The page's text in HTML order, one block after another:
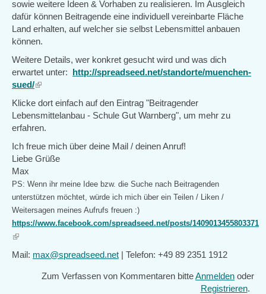
sowie weitere Ideen & Vorhaben zu realisieren. Im Ausgleich
dafür können Beitragende eine individuell vereinbarte Fläche
Land erhalten, auf welcher sie selbst Lebensmittel anbauen
können.
Weitere Details, wer konkret gesucht wird und was dich
erwartet unter: http://spreadseed.net/standorte/muenchen-
sued/(link
external)
Klicke dort einfach auf den Eintrag "Beitragender
Lebensmittelanbau - Schule Gut Warnberg", um mehr zu
erfahren.
Ich freue mich über deine Mail / deinen Anruf!
Liebe Grüße
Max
PS: Wenn ihr meine Idee bzw. die Suche nach Beitragenden
unterstützen möchtet, würde ich mich über ein Teilen / Liken /
Weitersagen meines Aufrufs freuen :)
https://www.facebook.com/spreadseed.net/posts/1409013455803371
(link
external)
Mail: max@spreadseed.net | Telefon: +49 89 2351 1912
Zum Verfassen von Kommentaren bitteAnmelden oder
Registrieren.